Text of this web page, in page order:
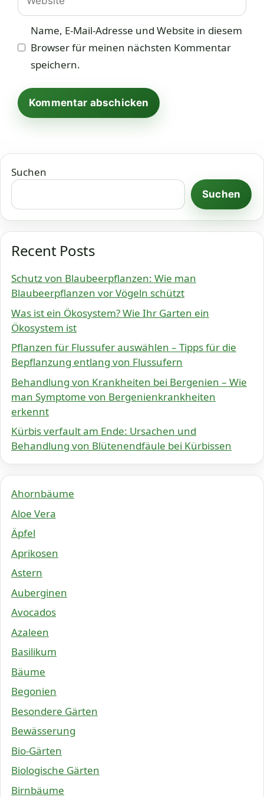
Name, E-Mail-Adresse und Website in diesem
Browser für meinen nächsten Kommentar
speichern.
Suchen
Suchen
Recent Posts
Schutz von Blaubeerpflanzen: Wie man
Blaubeerpflanzen vor Vögeln schützt
Was ist ein Ökosystem? Wie Ihr Garten ein
Ökosystem ist
Pflanzen für Flussufer auswählen – Tipps für die
Bepflanzung entlang von Flussufern
Behandlung von Krankheiten bei Bergenien – Wie
man Symptome von Bergenienkrankheiten
erkennt
Kürbis verfault am Ende: Ursachen und
Behandlung von Blütenendfäule bei Kürbissen
Ahornbäume
Aloe Vera
Äpfel
Aprikosen
Astern
Auberginen
Avocados
Azaleen
Basilikum
Bäume
Begonien
Besondere Gärten
Bewässerung
Bio-Gärten
Biologische Gärten
Birnbäume